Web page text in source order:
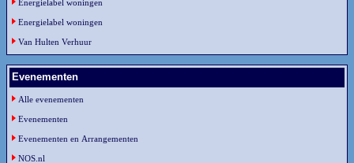
Energielabel woningen
Energielabel woningen
Van Hulten Verhuur
Evenementen
Alle evenementen
Evenementen
Evenementen en Arrangementen
NOS.nl